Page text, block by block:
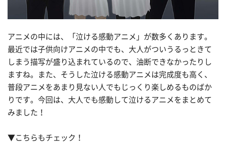
アニメの中には、「泣ける感動アニメ」が数多くあります。
最近では子供向けアニメの中でも、大人がついうるっときて
しまう描写が盛り込まれているので、油断できなかったりし
ますね。また、そうした泣ける感動アニメは完成度も高く、
普段アニメをあまり見ない人でもじっくり楽しめるものばか
りです。今回は、大人でも感動して泣けるアニメをまとめて
みました！
▼こちらもチェック！